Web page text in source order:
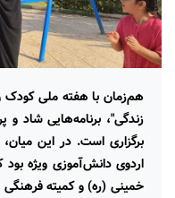
هم‌زمان با هفته ملی
زندگی"، برنامه‌هایی شاد و
برگزاری است. در این
اردوی دانش‌آموزی ویژه
خمینی (ره) و کمیته